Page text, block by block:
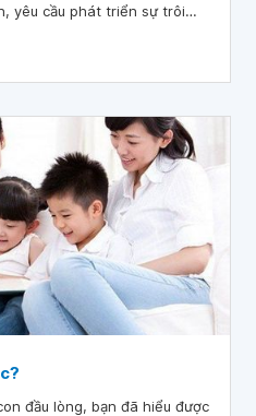
yêu cầu phát triển sự trôi
đầu lòng, bạn đã hiểu được